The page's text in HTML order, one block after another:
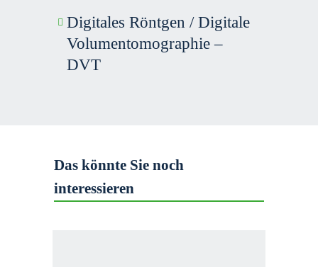
Digitales Röntgen / Digitale
Volumen­tomographie –
DVT
Das könnte Sie noch
interessieren